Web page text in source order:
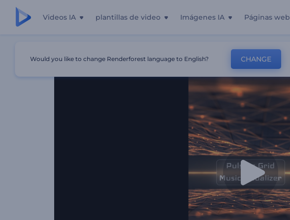
Videos IA plantillas de video Imágenes IA Páginas web
Visualizador De Música De Energía Pulsante
Would you like to change Renderforest language to English? CHANGE